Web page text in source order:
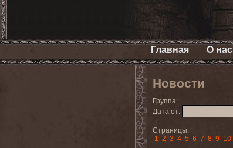
Главная О нас
Новости
Группа:
Дата от:
Страницы:
1 2 3 4 5 6 7 8 9 10